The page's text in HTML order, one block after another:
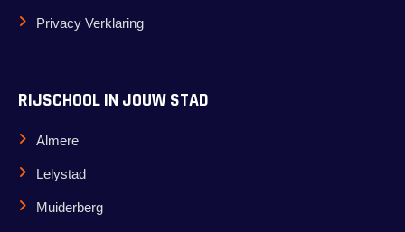
Privacy Verklaring
RIJSCHOOL IN JOUW STAD
Almere
Lelystad
Muiderberg